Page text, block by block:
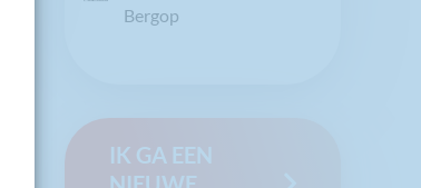
Bergop
IK GA EEN